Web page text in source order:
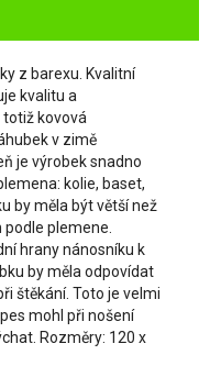
z barexu. Kvalitní
kvalitu a
totiž kovová
v zimě
je výrobek snadno
kolie, baset,
by měla být větší než
plemene.
hrany nánosníku k
by měla odpovídat
štěkání. Toto je velmi
mohl při nošení
Rozměry: 120 x